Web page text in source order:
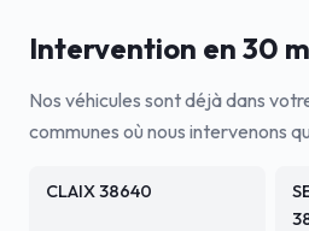
Intervention en 30
Nos véhicules sont déjà dans
communes où nous intervenons
CLAIX 38640